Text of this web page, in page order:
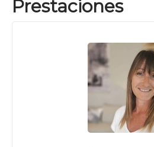
Prestaciones